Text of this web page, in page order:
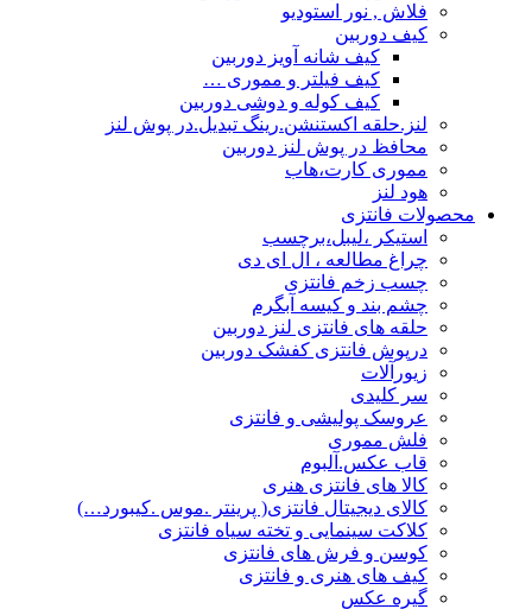
فلاش , نور استودیو
کیف دوربین
کیف شانه آویز دوربین
کیف فیلتر و مموری …
کیف کوله و دوشی دوربین
لنز.حلقه اکستنشن.رینگ تبدیل.در پوش لنز
محافظ در پوش لنز دوربین
مموری کارت،هاب
هود لنز
محصولات فانتزی
استیکر ،لیبل،برچسب
چراغ مطالعه ، ال ای دی
چسب زخم فانتزی
چشم بند و کیسه آبگرم
حلقه های فانتزی لنز دوربین
درپوش فانتزی کفشک دوربین
زیورآلات
سر کلیدی
عروسک پولیشی و فانتزی
فلش مموری
قاب عکس.آلبوم
کالا های فانتزی هنری
کالای دیجیتال فانتزی( پرینتر .موس .کیبورد…)
کلاکت سینمایی و تخته سیاه فانتزی
کوسن و فرش های فانتزی
کیف های هنری و فانتزی
گیره عکس